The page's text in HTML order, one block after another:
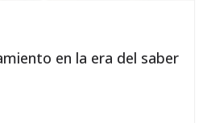
en la era del saber